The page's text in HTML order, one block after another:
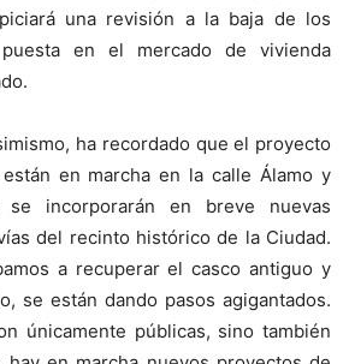
una revisión a la baja de los
en el mercado de vivienda
ha recordado que el proyecto
en marcha en la calle Álamo y
incorporarán en breve nuevas
del recinto histórico de la Ciudad.
a recuperar el casco antiguo y
se están dando pasos agigantados.
únicamente públicas, sino también